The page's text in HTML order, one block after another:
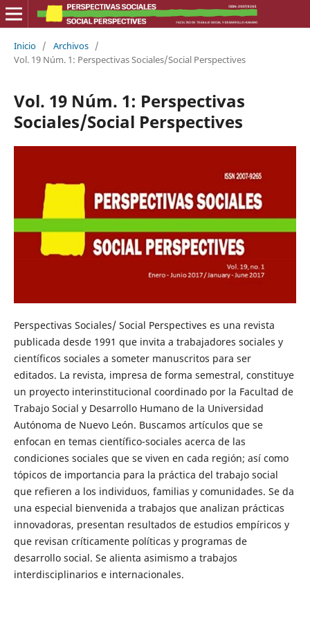
Inicio / Archivos /
Vol. 19 Núm. 1: Perspectivas Sociales/Social Perspectives
Vol. 19 Núm. 1: Perspectivas
Sociales/Social Perspectives
Perspectivas Sociales/ Social Perspectives es una revista
publicada desde 1991 que invita a trabajadores sociales y
científicos sociales a someter manuscritos para ser
editados. La revista, impresa de forma semestral, constituye
un proyecto interinstitucional coordinado por la Facultad de
Trabajo Social y Desarrollo Humano de la Universidad
Autónoma de Nuevo León. Buscamos artículos que se
enfocan en temas científico-sociales acerca de las
condiciones sociales que se viven en cada región; así como
tópicos de importancia para la práctica del trabajo social
que refieren a los individuos, familias y comunidades. Se da
una especial bienvenida a trabajos que analizan prácticas
innovadoras, presentan resultados de estudios empíricos y
que revisan críticamente políticas y programas de
desarrollo social. Se alienta asimismo a trabajos
interdisciplinarios e internacionales.